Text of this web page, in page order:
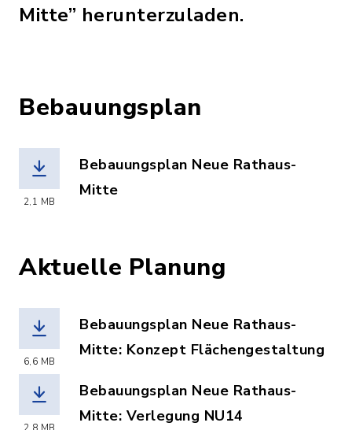
Mitte” herunterzuladen.
Bebauungsplan
2,1 MB
Bebauungsplan Neue Rathaus-
Mitte
Aktuelle Planung
6,6 MB
Bebauungsplan Neue Rathaus-
Mitte: Konzept Flächengestaltung
Bebauungsplan Neue Rathaus-
Mitte: Verlegung NU14